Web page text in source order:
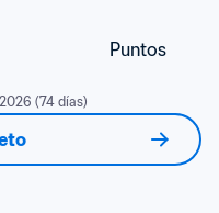
Puntos
(74 días)